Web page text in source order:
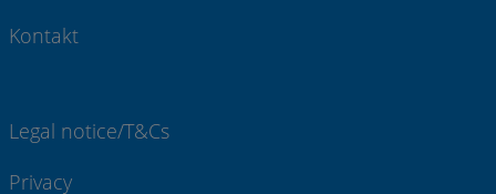
Kontakt
Legal notice/T&Cs
Privacy